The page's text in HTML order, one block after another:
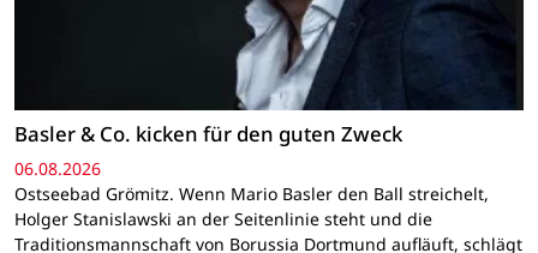
Basler & Co. kicken für den guten Zweck
06.08.2026
Ostseebad Grömitz. Wenn Mario Basler den Ball streichelt,
Holger Stanislawski an der Seitenlinie steht und die
Traditionsmannschaft von Borussia Dortmund aufläuft, schlägt